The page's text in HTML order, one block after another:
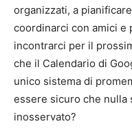
organizzati, a
coordinarci con amici e
incontrarci per il
che il Calendario di
unico sistema di
essere sicuro che nulla
inosservato?